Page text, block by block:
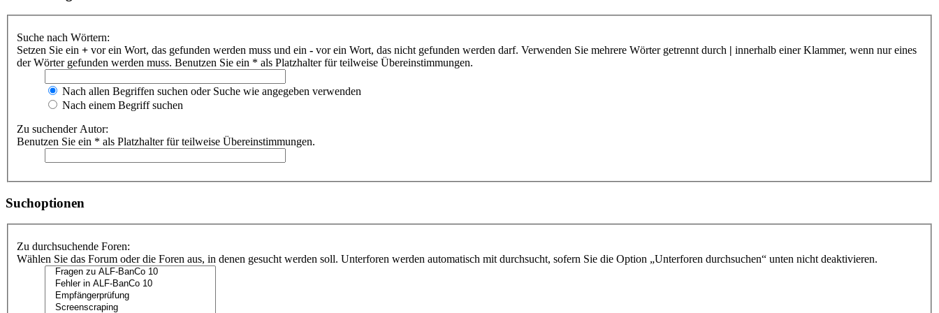
Suche nach Wörtern:
Setzen Sie ein + vor ein Wort, das gefunden werden muss und ein - vor ein Wort, das nicht gefunden werden darf. Verwenden Sie mehrere Wörter getrennt durch | innerhalb einer Klammer, wenn nur eines
der Wörter gefunden werden muss. Benutzen Sie ein * als Platzhalter für teilweise Übereinstimmungen.
Nach allen Begriffen suchen oder Suche wie angegeben verwenden
Nach einem Begriff suchen
Zu suchender Autor:
Benutzen Sie ein * als Platzhalter für teilweise Übereinstimmungen.
Suchoptionen
Zu durchsuchende Foren:
Wählen Sie das Forum oder die Foren aus, in denen gesucht werden soll. Unterforen werden automatisch mit durchsucht, sofern Sie die Option „Unterforen durchsuchen“ unten nicht deaktivieren.